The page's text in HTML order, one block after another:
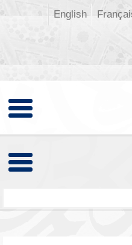
English